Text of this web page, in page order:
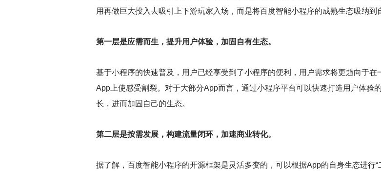
用再做巨大投入去吸引上下游玩家入场，而是将百度智能小程序的成熟生态吸纳到
第一层是应需而生，提升用户体验，加固自有生态。
基于小程序的快速普及，用户已经享受到了小程序的便利，用户需求将更趋向于
App上使感受割裂。对于大部分App而言，通过小程序平台可以快速打造用户体验
长，进而加固自己的生态。
第二层是按需发展，构建流量闭环，加速商业转化。
据了解，百度智能小程序的开源框架是灵活多变的，可以根据App的自身生态进行